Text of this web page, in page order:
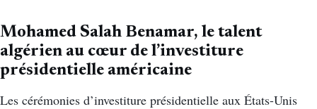
Mohamed Salah Benamar, le talent
algérien au cœur de l’investiture
présidentielle américaine
Les cérémonies d’investiture présidentielle aux États-Unis